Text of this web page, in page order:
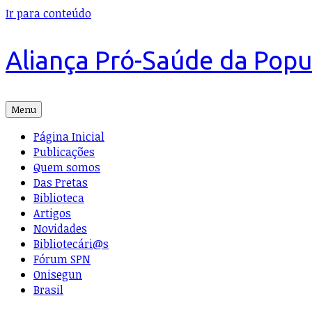
Ir para conteúdo
Aliança Pró-Saúde da
Menu
Página Inicial
Publicações
Quem somos
Das Pretas
Biblioteca
Artigos
Novidades
Bibliotecári@s
Fórum SPN
Onisegun
Brasil